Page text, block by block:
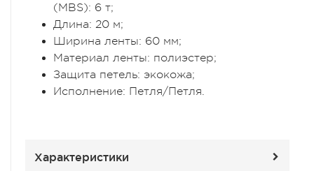
(MBS): 6 т;
Длина: 20 м;
Ширина ленты: 60 мм;
Материал ленты: полиэстер;
Защита петель: экокожа;
Исполнение: Петля/Петля.
Характеристики